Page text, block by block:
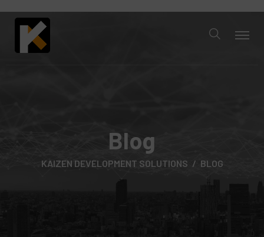
Blog
KAIZEN DEVELOPMENT SOLUTIONS BLOG